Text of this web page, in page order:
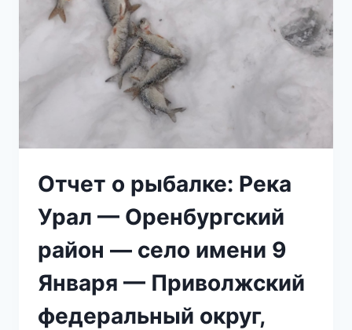
Отчет о рыбалке: Река
Урал — Оренбургский
район — село имени 9
Января — Приволжский
федеральный округ,